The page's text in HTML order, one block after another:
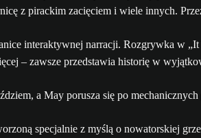
z pirackim zacięciem i wiele innych.
interaktywnej narracji. Rozgrywka w
– zawsze przedstawia historię w
specjalnie z myślą o nowatorskiej